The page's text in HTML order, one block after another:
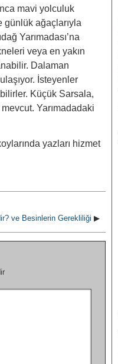
mavi yolculuk
günlük ağaçlarıyla
Yarımadası’na
veya en yakın
Dalaman
İsteyenler
Küçük Sarsala,
Yarımadadaki
yazları hizmet
ve Besinlerin Gerekliliği ▶